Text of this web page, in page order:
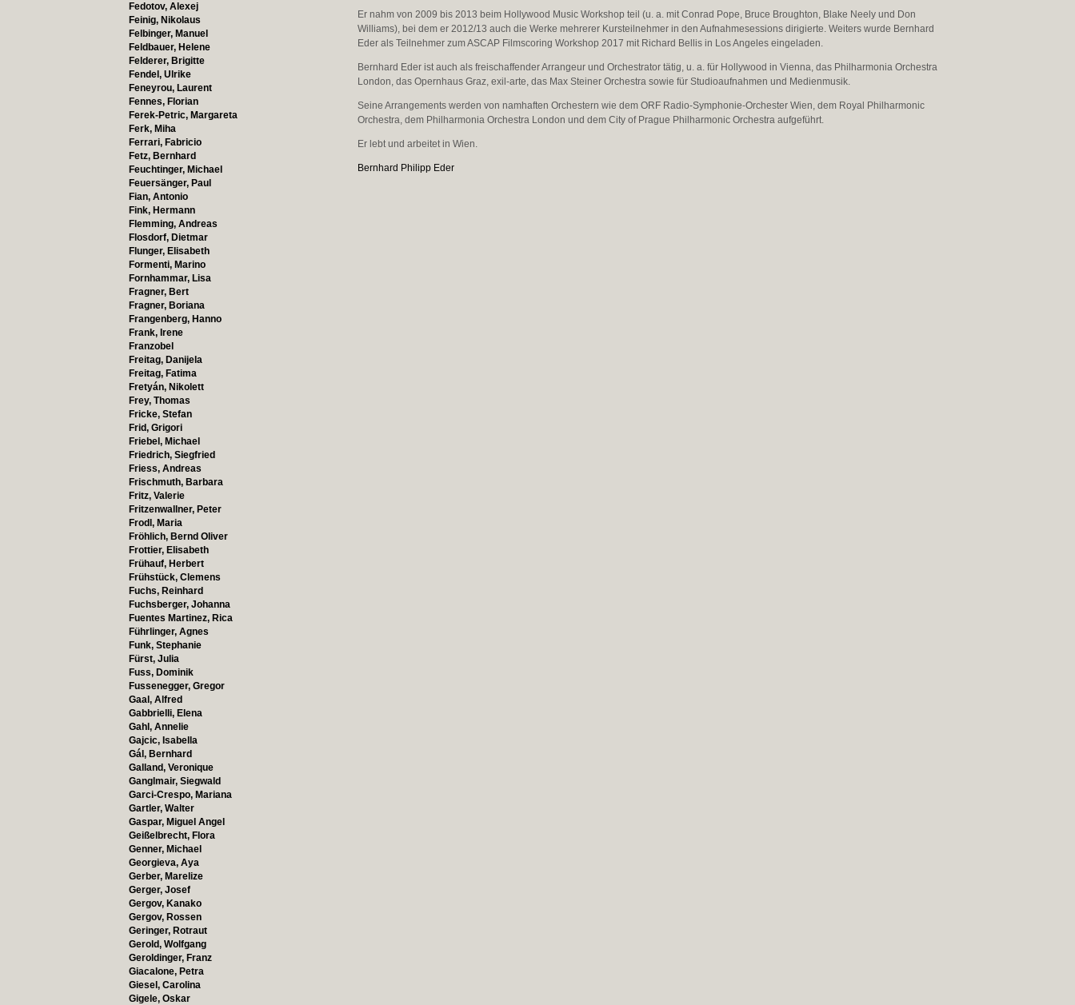
Fedotov, Alexej
Feinig, Nikolaus
Felbinger, Manuel
Feldbauer, Helene
Felderer, Brigitte
Fendel, Ulrike
Feneyrou, Laurent
Fennes, Florian
Ferek-Petric, Margareta
Ferk, Miha
Ferrari, Fabricio
Fetz, Bernhard
Feuchtinger, Michael
Feuersänger, Paul
Fian, Antonio
Fink, Hermann
Flemming, Andreas
Flosdorf, Dietmar
Flunger, Elisabeth
Formenti, Marino
Fornhammar, Lisa
Fragner, Bert
Fragner, Boriana
Frangenberg, Hanno
Frank, Irene
Franzobel
Freitag, Danijela
Freitag, Fatima
Fretyán, Nikolett
Frey, Thomas
Fricke, Stefan
Frid, Grigori
Friebel, Michael
Friedrich, Siegfried
Friess, Andreas
Frischmuth, Barbara
Fritz, Valerie
Fritzenwallner, Peter
Frodl, Maria
Fröhlich, Bernd Oliver
Frottier, Elisabeth
Frühauf, Herbert
Frühstück, Clemens
Fuchs, Reinhard
Fuchsberger, Johanna
Fuentes Martinez, Rica
Führlinger, Agnes
Funk, Stephanie
Fürst, Julia
Fuss, Dominik
Fussenegger, Gregor
Gaal, Alfred
Gabbrielli, Elena
Gahl, Annelie
Gajcic, Isabella
Gál, Bernhard
Galland, Veronique
Ganglmair, Siegwald
Garci-Crespo, Mariana
Gartler, Walter
Gaspar, Miguel Angel
Geißelbrecht, Flora
Genner, Michael
Georgieva, Aya
Gerber, Marelize
Gerger, Josef
Gergov, Kanako
Gergov, Rossen
Geringer, Rotraut
Gerold, Wolfgang
Geroldinger, Franz
Giacalone, Petra
Giesel, Carolina
Gigele, Oskar
Er nahm von 2009 bis 2013 beim Hollywood Music Workshop teil (u. a. mit Conrad Pope, Bruce Broughton, Blake Neely und Don
Williams), bei dem er 2012/13 auch die Werke mehrerer Kursteilnehmer in den Aufnahmesessions dirigierte. Weiters wurde Bernhard
Eder als Teilnehmer zum ASCAP Filmscoring Workshop 2017 mit Richard Bellis in Los Angeles eingeladen.
Bernhard Eder ist auch als freischaffender Arrangeur und Orchestrator tätig, u. a. für Hollywood in Vienna, das Philharmonia Orchestra
London, das Opernhaus Graz, exil-arte, das Max Steiner Orchestra sowie für Studioaufnahmen und Medienmusik.
Seine Arrangements werden von namhaften Orchestern wie dem ORF Radio-Symphonie-Orchester Wien, dem Royal Philharmonic
Orchestra, dem Philharmonia Orchestra London und dem City of Prague Philharmonic Orchestra aufgeführt.
Er lebt und arbeitet in Wien.
Bernhard Philipp Eder